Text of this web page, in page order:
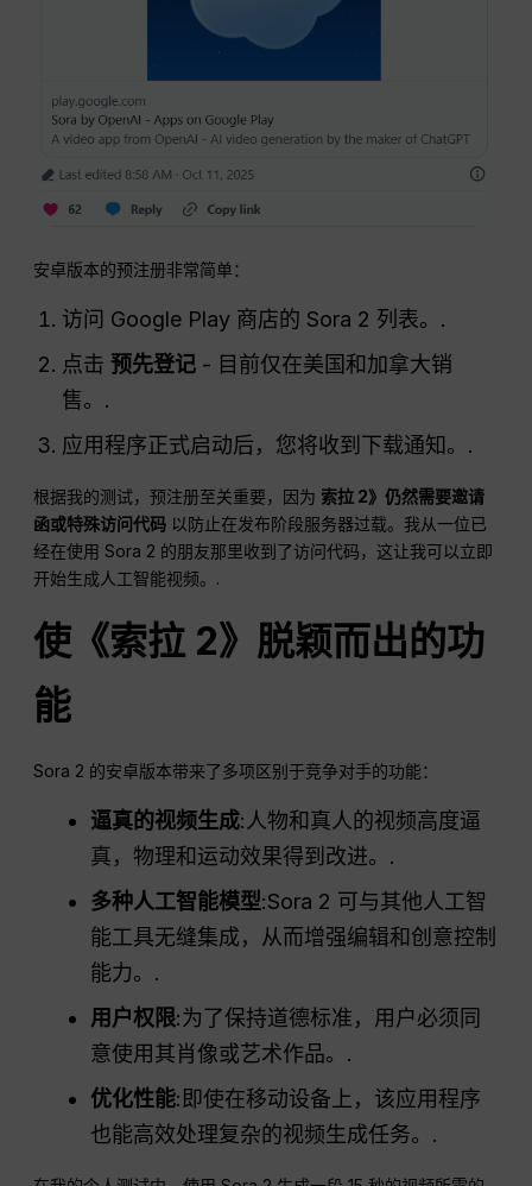
安卓版本的预注册非常简单：
访问 Google Play 商店的 Sora 2 列表。.
点击预先登记 - 目前仅在美国和加拿大销
售。.
应用程序正式启动后，您将收到下载通知。.
根据我的测试，预注册至关重要，因为 索拉 2》仍然需要邀请
函或特殊访问代码 以防止在发布阶段服务器过载。我从一位已
经在使用 Sora 2 的朋友那里收到了访问代码，这让我可以立即
开始生成人工智能视频。.
使《索拉 2》脱颖而出的功
能
Sora 2 的安卓版本带来了多项区别于竞争对手的功能：
逼真的视频生成:人物和真人的视频高度逼
真，物理和运动效果得到改进。.
多种人工智能模型:Sora 2 可与其他人工智
能工具无缝集成，从而增强编辑和创意控制
能力。.
用户权限:为了保持道德标准，用户必须同
意使用其肖像或艺术作品。.
优化性能:即使在移动设备上，该应用程序
也能高效处理复杂的视频生成任务。.